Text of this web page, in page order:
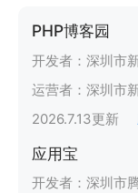
PHP博客园
开发者： 深圳市
运营者： 深圳市
2026.7.13更新
应用宝
开发者： 深圳市